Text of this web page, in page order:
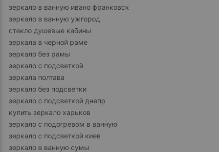
зеркало в ванную ивано франковск
зеркало в ванную ужгород
стекло душевые кабины
зеркала в черной раме
зеркало без рамы
зеркало с подсветкой
зеркала полтава
зеркало без подсветки
зеркало с подсветкой днепр
купить зеркало харьков
зеркало с подогревом в ванную
зеркало с подсветкой киев
зеркало в ванную сумы